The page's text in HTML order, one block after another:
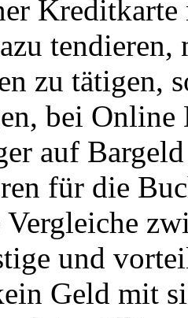
zu tätigen,
bei Online
auf
für die
Vergleiche
und
Geld mit